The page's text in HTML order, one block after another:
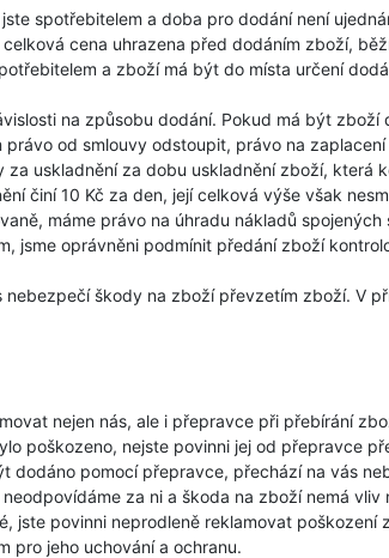
spotřebitelem a doba pro dodání není
cena uhrazena před dodáním zboží,
a zboží má být do místa určení
na způsobu dodání. Pokud má být zboží
od smlouvy odstoupit, právo na
uskladnění za dobu uskladnění zboží, která
činí 10 Kč za den, její celková výše však
máme právo na úhradu nákladů
jsme oprávněni podmínit předání zboží
nebezpečí škody na zboží převzetím zboží. V
nejen nás, ale i přepravce při přebírání
poškozeno, nejste povinni jej od přepravce
dodáno pomocí přepravce, přechází na vás
za ni a škoda na zboží nemá vliv
jste povinni neprodleně reklamovat poškození
pro jeho uchování a ochranu.